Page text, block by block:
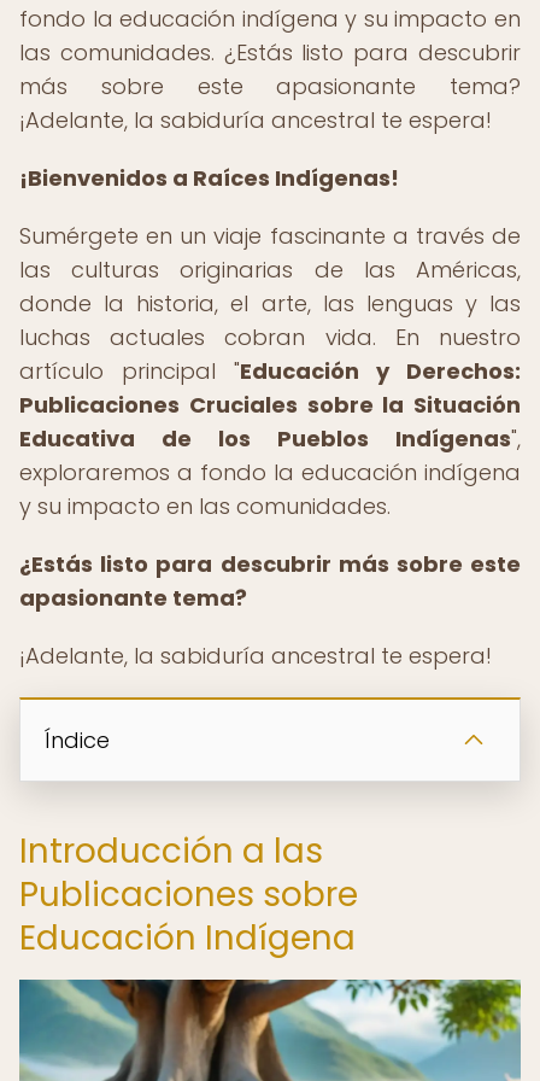
fondo la educación indígena y su impacto en
las comunidades. ¿Estás listo para descubrir
más sobre este apasionante tema?
¡Adelante, la sabiduría ancestral te espera!
¡Bienvenidos a Raíces Indígenas!
Sumérgete en un viaje fascinante a través de
las culturas originarias de las Américas,
donde la historia, el arte, las lenguas y las
luchas actuales cobran vida. En nuestro
artículo principal "Educación y Derechos:
Publicaciones Cruciales sobre la Situación
Educativa de los Pueblos Indígenas",
exploraremos a fondo la educación indígena
y su impacto en las comunidades.
¿Estás listo para descubrir más sobre este
apasionante tema?
¡Adelante, la sabiduría ancestral te espera!
Índice
Introducción a las
Publicaciones sobre
Educación Indígena